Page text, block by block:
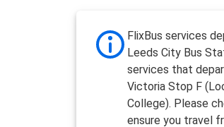
FlixBus services
Leeds City Bus
services that
Victoria Stop F
College). Please
ensure you travel